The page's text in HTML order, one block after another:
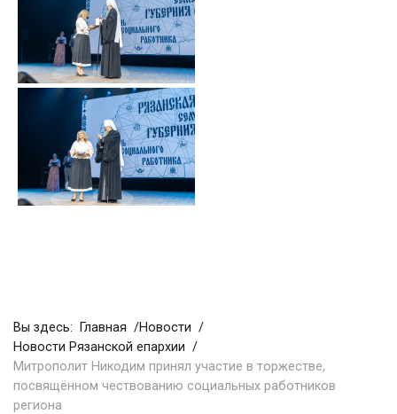
Вы здесь: Главная
Новости
Новости Рязанской епархии
Митрополит Никодим принял участие в торжестве,
посвящённом чествованию социальных работников
региона